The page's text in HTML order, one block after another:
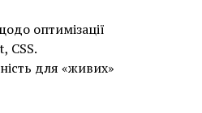
оптимізації
CSS.
для «живих»